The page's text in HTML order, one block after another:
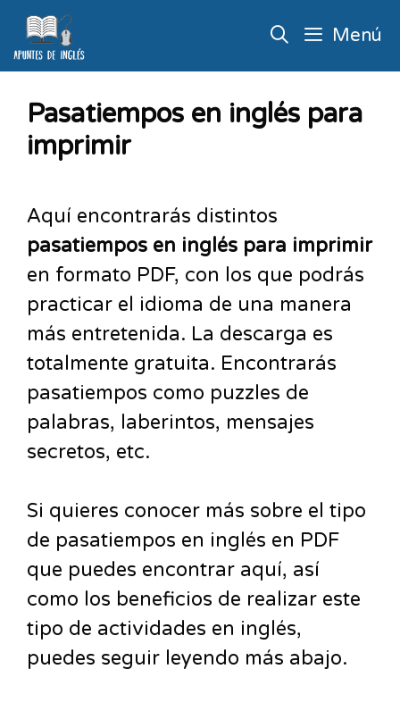
Menú
Pasatiempos en inglés para
imprimir
Aquí encontrarás distintos
pasatiempos en inglés para imprimir
en formato PDF, con los que podrás
practicar el idioma de una manera
más entretenida. La descarga es
totalmente gratuita. Encontrarás
pasatiempos como puzzles de
palabras, laberintos, mensajes
secretos, etc.
Si quieres conocer más sobre el tipo
de pasatiempos en inglés en PDF
que puedes encontrar aquí, así
como los beneficios de realizar este
tipo de actividades en inglés,
puedes seguir leyendo más abajo.